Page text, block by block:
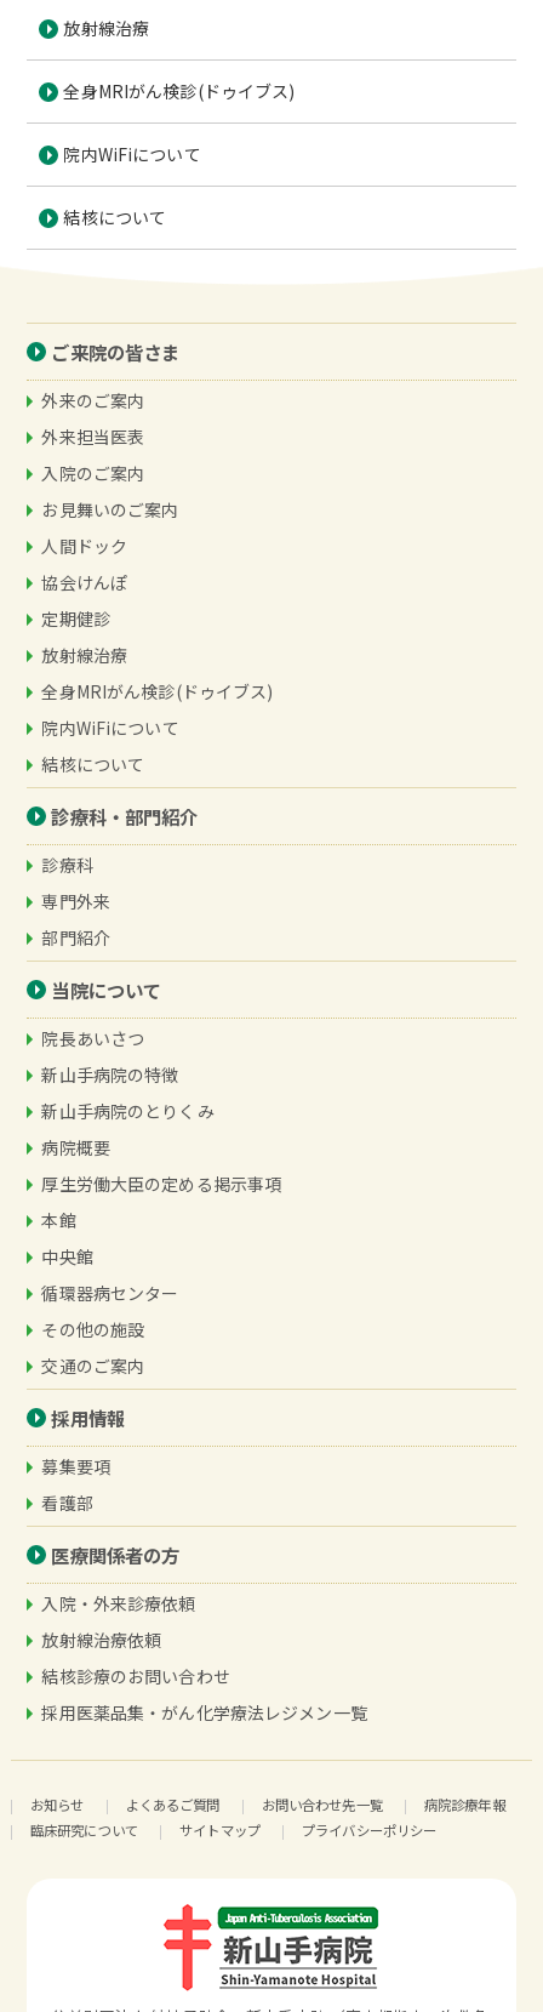
放射線治療
全身MRIがん検診(ドゥイブス)
院内WiFiについて
結核について
ご来院の皆さま
外来のご案内
外来担当医表
入院のご案内
お見舞いのご案内
人間ドック
協会けんぽ
定期健診
放射線治療
全身MRIがん検診(ドゥイブス)
院内WiFiについて
結核について
診療科・部門紹介
診療科
専門外来
部門紹介
当院について
院長あいさつ
新山手病院の特徴
新山手病院のとりくみ
病院概要
厚生労働大臣の定める掲示事項
本館
中央館
循環器病センター
その他の施設
交通のご案内
採用情報
募集要項
看護部
医療関係者の方
入院・外来診療依頼
放射線治療依頼
結核診療のお問い合わせ
採用医薬品集・がん化学療法レジメン一覧
お知らせ よくあるご質問 お問い合わせ先一覧
病院診療年報
臨床研究について
サイトマップ プライバシーポリシー